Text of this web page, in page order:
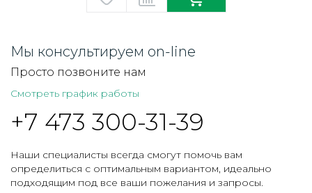
Мы консультируем on-line
Просто позвоните нам
Смотреть график работы
+7 473 300-31-39
Наши специалисты всегда смогут помочь вам
определиться с оптимальным вариантом, идеально
подходящим под все ваши пожелания и запросы.